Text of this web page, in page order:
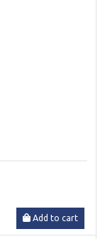
Add to cart